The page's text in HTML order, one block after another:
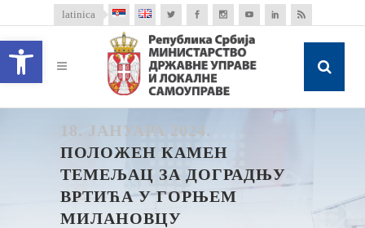
Open toolbar
latinica
18. ЈАНУАРА 2024.
ПОЛОЖЕН КАМЕН
ТЕМЕЉАЦ ЗА ДОГРАДЊУ
ВРТИЋА У ГОРЊЕМ
МИЛАНОВЦУ